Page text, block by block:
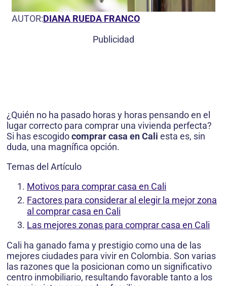
AUTOR:DIANA RUEDA FRANCO
Publicidad
¿Quién no ha pasado horas y horas pensando en el
lugar correcto para comprar una vivienda perfecta?
Si has escogidocomprar casa en Cali esta es, sin
duda, una magnífica opción.
Temas del Artículo
Motivos para comprar casa en Cali
Factores para considerar al elegir la mejor zona
al comprar casa en Cali
Las mejores zonas para comprar casa en Cali
Cali ha ganado fama y prestigio como una de las
mejores ciudades para vivir en Colombia. Son varias
las razones que la posicionan como un significativo
centro inmobiliario, resultando favorable tanto a los